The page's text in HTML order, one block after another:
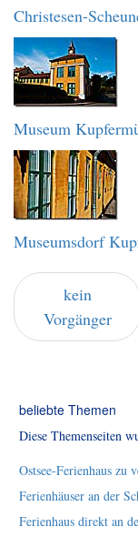
Christesen-
Museum
Museumsdorf
kein
Vorgänger
beliebte Themen
Diese Themenseiten
Ostsee-Ferienhaus zu
Ferienhäuser an der
Ferienhaus direkt an